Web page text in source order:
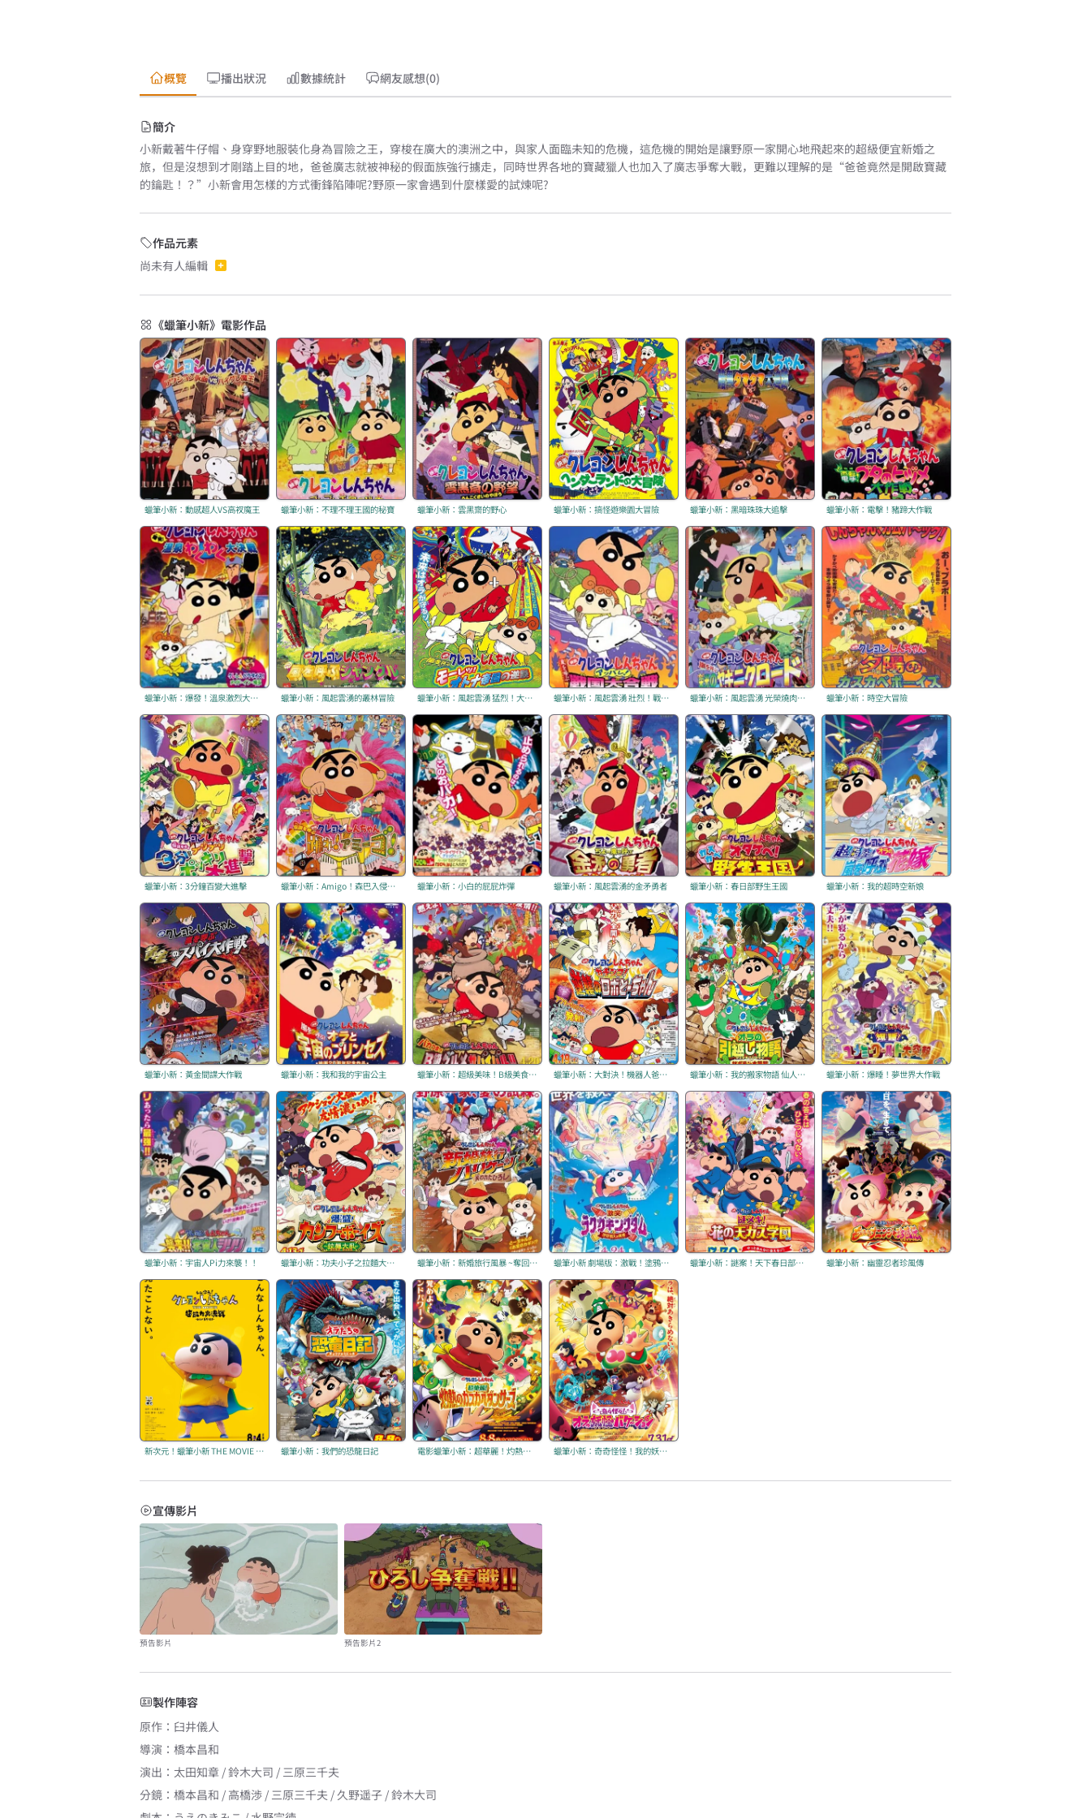
概覽 播出狀況 數據統計 網友感想(0)
簡介
小新戴著牛仔帽、身穿野地服裝化身為冒險之王，穿梭在廣大的澳洲之中，與家人面臨未知的危機，這危機的開始是讓野原一家開心地飛起來的超級便宜新婚之
旅，但是沒想到才剛踏上目的地，爸爸廣志就被神秘的假面族強行擄走，同時世界各地的寶藏獵人也加入了廣志爭奪大戰，更難以理解的是“爸爸竟然是開啟寶藏
的鑰匙！？”小新會用怎樣的方式衝鋒陷陣呢?野原一家會遇到什麼樣愛的試煉呢?
作品元素
尚未有人編輯
《蠟筆小新》電影作品
蠟筆小新：動感超人VS高衩魔王 蠟筆小新：不理不理王國的秘寶 蠟筆小新：雲黑齋的野心 蠟筆小新：搞怪遊樂園大冒險 蠟筆小新：黑暗珠珠大追擊 蠟筆小新：電擊！豬蹄大作戰
蠟筆小新：爆發！溫泉激烈大決戰 蠟筆小新：風起雲湧的叢林冒險 蠟筆小新：風起雲湧 猛烈！大人帝國的反擊 蠟筆小新：風起雲湧 壯烈！戰國大會戰 蠟筆小新：風起雲湧 光榮燒肉之路 蠟筆小新：時空大冒險
蠟筆小新：3分鐘百變大進擊 蠟筆小新：Amigo！森巴入侵計畫 蠟筆小新：小白的屁屁炸彈 蠟筆小新：風起雲湧的金矛勇者 蠟筆小新：春日部野生王國 蠟筆小新：我的超時空新娘
蠟筆小新：黃金間諜大作戰 蠟筆小新：我和我的宇宙公主 蠟筆小新：超級美味！B級美食大逃亡！！ 蠟筆小新：大對決！機器人爸爸的反擊 蠟筆小新：我的搬家物語 仙人掌大襲擊 蠟筆小新：爆睡！夢世界大作戰
蠟筆小新：宇宙人Pi力來襲！！ 蠟筆小新：功夫小子之拉麵大亂鬥 蠟筆小新：新婚旅行風暴 ~奪回廣志大作戰~ 蠟筆小新 劇場版：激戰！塗鴉王國與差不多四勇者 蠟筆小新：謎案！天下春日部學院的怪奇事件 蠟筆小新：幽靈忍者珍風傳
新次元！蠟筆小新 THE MOVIE 超能力大決戰～飛吧！手卷壽司～ 蠟筆小新：我們的恐龍日記 電影蠟筆小新：超華麗！灼熱的春日部舞者們 蠟筆小新：奇奇怪怪！我的妖怪假期
宣傳影片
預告影片 預告影片2
製作陣容
原作 ： 臼井儀人
導演 ： 橋本昌和
演出 ： 太田知章 / 鈴木大司 / 三原三千夫
分鏡 ： 橋本昌和 / 高橋渉 / 三原三千夫 / 久野遥子 / 鈴木大司